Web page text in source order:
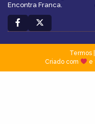
Encontra Franca.
Termos|
Criado com
e